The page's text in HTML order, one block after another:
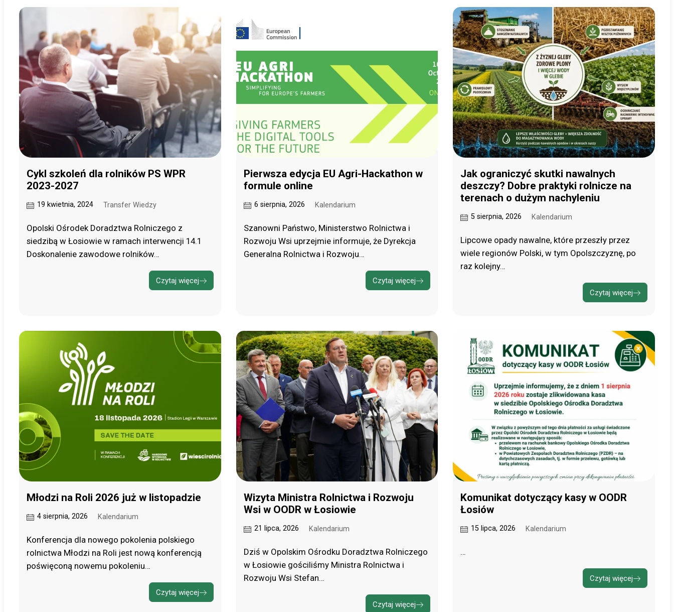
Cykl szkoleń dla rolników PS WPR
2023-2027
19 kwietnia, 2024 Transfer Wiedzy
Opolski Ośrodek Doradztwa Rolniczego z
siedzibą w Łosiowie w ramach interwencji 14.1
Doskonalenie zawodowe rolników…
Czytaj więcej
Pierwsza edycja EU Agri-Hackathon w
formule online
6 sierpnia, 2026 Kalendarium
Szanowni Państwo, Ministerstwo Rolnictwa i
Rozwoju Wsi uprzejmie informuje, że Dyrekcja
Generalna Rolnictwa i Rozwoju…
Czytaj więcej
Jak ograniczyć skutki nawalnych
deszczy? Dobre praktyki rolnicze na
terenach o dużym nachyleniu
5 sierpnia, 2026 Kalendarium
Lipcowe opady nawalne, które przeszły przez
wiele regionów Polski, w tym Opolszczyznę, po
raz kolejny…
Czytaj więcej
Młodzi na Roli 2026 już w listopadzie
4 sierpnia, 2026 Kalendarium
Konferencja dla nowego pokolenia polskiego
rolnictwa Młodzi na Roli jest nową konferencją
poświęconą nowemu pokoleniu…
Czytaj więcej
Wizyta Ministra Rolnictwa i Rozwoju
Wsi w OODR w Łosiowie
21 lipca, 2026 Kalendarium
Dziś w Opolskim Ośrodku Doradztwa Rolniczego
w Łosiowie gościliśmy Ministra Rolnictwa i
Rozwoju Wsi Stefan…
Czytaj więcej
Komunikat dotyczący kasy w OODR
Łosiów
15 lipca, 2026 Kalendarium
…
Czytaj więcej